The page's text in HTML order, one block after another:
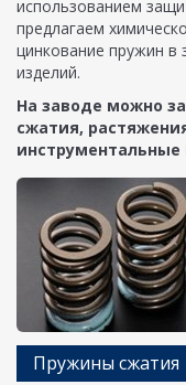
использованием
предлагаем
цинкование пружин в
изделий.
На заводе можно
сжатия,
Пружины сжатия